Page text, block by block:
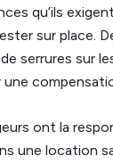
qu’ils
sur place.
serrures sur
ont la
une location